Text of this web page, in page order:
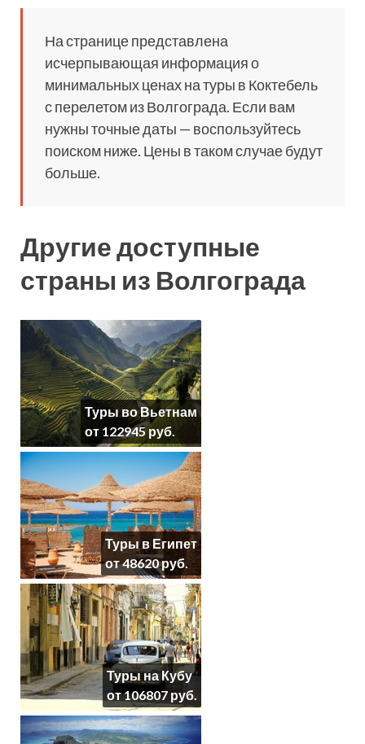
На странице представлена
исчерпывающая информация о
минимальных ценах на туры в Коктебель
с перелетом из Волгограда. Если вам
нужны точные даты — воспользуйтесь
поиском ниже. Цены в таком случае будут
больше.
Другие доступные
страны из Волгограда
Туры во Вьетнам
от 122945 руб.
Туры в Египет
от 48620 руб.
Туры на Кубу
от 106807 руб.